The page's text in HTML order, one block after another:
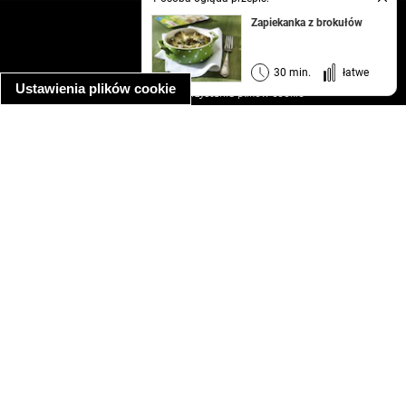
Ustawienia plików cookie
Zapiekanka z brokułów
30 min. łatwe
kontakt
regulamin
informacja o prywatności
informacja o wykorzystaniu plików cookie